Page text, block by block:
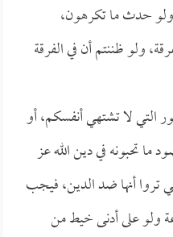
ولو حدث ما تكرهون،
ولو ظننتم أن في الفرقة
التي لا تشتهي أنفسكم، أو
ما تحبونه في دين الله عز
تروا أنها ضد الدين، فيجب
ولو على أدنى خيط من